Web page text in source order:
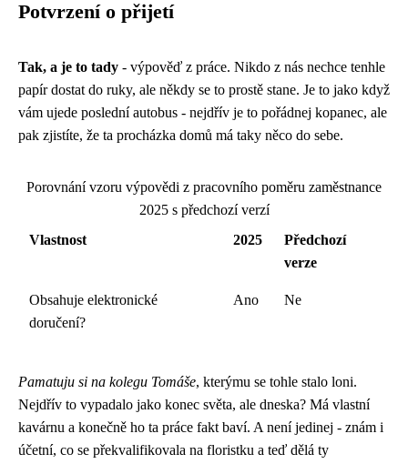
Potvrzení o přijetí
Tak, a je to tady - výpověď z práce. Nikdo z nás nechce tenhle
papír dostat do ruky, ale někdy se to prostě stane. Je to jako když
vám ujede poslední autobus - nejdřív je to pořádnej kopanec, ale
pak zjistíte, že ta procházka domů má taky něco do sebe.
Porovnání vzoru výpovědi z pracovního poměru zaměstnance
2025 s předchozí verzí
Vlastnost
2025
Předchozí
verze
Obsahuje elektronické
doručení?
Ano Ne
Pamatuju si na kolegu Tomáše, kterýmu se tohle stalo loni.
Nejdřív to vypadalo jako konec světa, ale dneska? Má vlastní
kavárnu a konečně ho ta práce fakt baví. A není jedinej - znám i
účetní, co se překvalifikovala na floristku a teď dělá ty